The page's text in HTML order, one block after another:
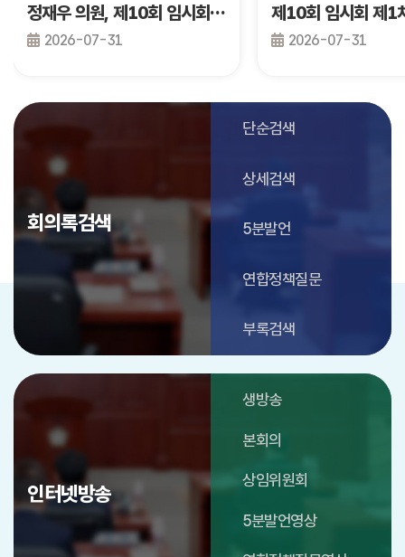
정재우 의원, 제10회 임시회 제2차 본회의 건의안 발의
2026-07-31 2026-07-31
회의록검색
단순검색
상세검색
5분발언
연합정책질문
부록검색
인터넷방송
생방송
본회의
상임위원회
5분발언영상